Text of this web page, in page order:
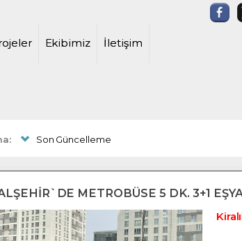
Satış ve Kiralama Ofisi,
Ekibimiz İletişim
Son Güncelleme
METROBÜSE 5 DK. 3+1